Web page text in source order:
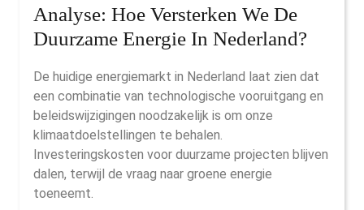
Analyse: Hoe Versterken We De
Duurzame Energie In Nederland?
De huidige energiemarkt in Nederland laat zien dat
een combinatie van technologische vooruitgang en
beleidswijzigingen noodzakelijk is om onze
klimaatdoelstellingen te behalen.
Investeringskosten voor duurzame projecten blijven
dalen, terwijl de vraag naar groene energie
toeneemt.